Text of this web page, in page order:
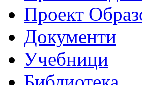
Проект
Документи
Учебници